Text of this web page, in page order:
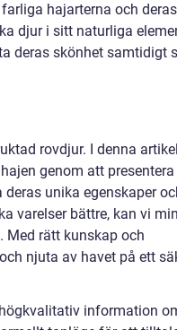
hajarterna och
djur i sitt naturliga
deras skönhet samtidigt
rovdjur. I denna
genom att
unika egenskaper
varelser bättre, kan vi
Med rätt kunskap och
njuta av havet på ett
information